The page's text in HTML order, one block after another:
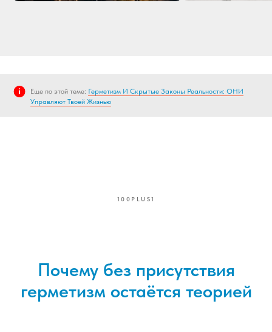
Еще по этой теме: Герметизм И Скрытые Законы Реальности: ОНИ
Управляют Твоей Жизнью
100PLUS1
Почему без присутствия
герметизм остаётся теорией